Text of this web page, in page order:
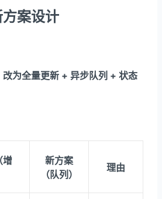
案设计
为全量更新 + 异步队列 + 状态
增
新方案
（队列）
理由